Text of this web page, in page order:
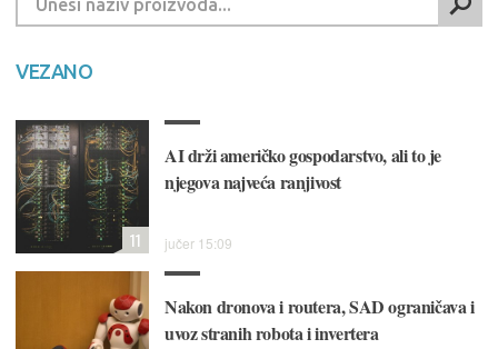
VEZANO
AI drži američko gospodarstvo, ali to je
njegova najveća ranjivost
jučer 15:09
11
Nakon dronova i routera, SAD ograničava i
uvoz stranih robota i invertera